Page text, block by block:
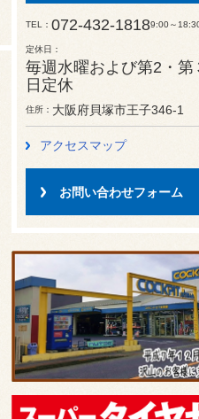
TEL 072-432-18189:00～
定休日
毎週水曜および第2・第
日定休
住所 大阪府貝塚市王子346-1
アクセスマップ
お問い合わせフォーム